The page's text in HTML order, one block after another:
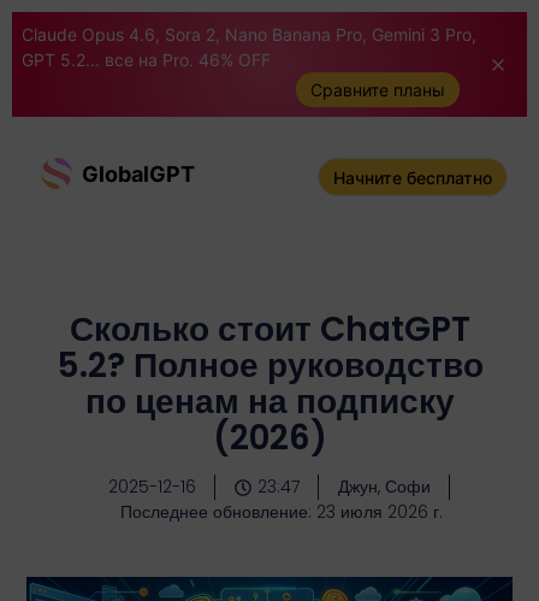
Claude Opus 4.6, Sora 2, Nano Banana Pro, Gemini 3 Pro,
GPT 5.2... все на Pro. 46% OFF
Сравните планы
GlobalGPT Начните бесплатно
Сколько стоит ChatGPT
5.2? Полное руководство
по ценам на подписку
(2026)
2025-12-16 23:47
Джун, Софи
Последнее обновление: 23 июля 2026 г.